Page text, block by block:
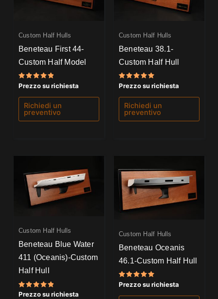
Custom Half Hulls
Beneteau First 44-
Custom Half Model
Valutato
su 5
Prezzo su richiesta
Richiedi un
preventivo
Custom Half Hulls
Beneteau 38.1-
Custom Half Hull
Valutato
su 5
Prezzo su richiesta
Richiedi un
preventivo
Custom Half Hulls
Beneteau Blue Water
411 (Oceanis)-Custom
Half Hull
Valutato
Prezzo su richiesta
Custom Half Hulls
Beneteau Oceanis
46.1-Custom Half Hull
Valutato
su 5
Prezzo su richiesta